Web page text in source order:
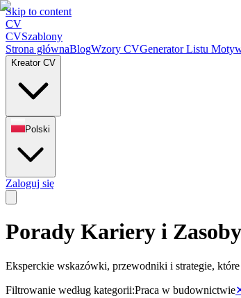
Skip to content
CV
CVSzablony
Strona głównaBlogWzory CVGenerator Listu
Kreator CV
Polski
Zaloguj się
Porady Kariery i Zasoby
Eksperckie wskazówki, przewodniki i strategie,
Filtrowanie według kategorii:Praca w budownictwie